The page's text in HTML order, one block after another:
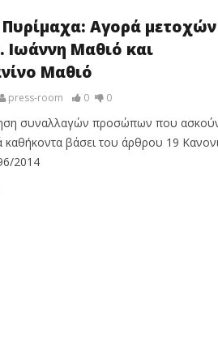
Αγορά μετοχών
Ιωάννη Μαθιό και
Μαθιό
press-room 0 0
συναλλαγών προσώπων που
καθήκοντα βάσει του άρθρου 19
2014